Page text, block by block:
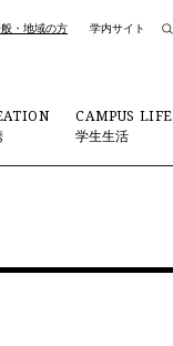
・地域の方 学内サイト
CAMPUS LIFE
学生生活